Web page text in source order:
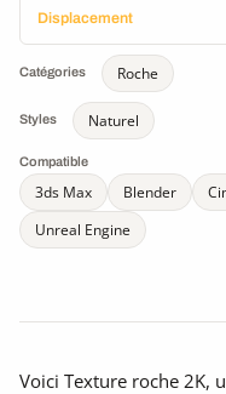
Displacement
Catégories Roche
Styles Naturel
Compatible
3ds Max Blender
Unreal Engine
Voici Texture roche 2K,